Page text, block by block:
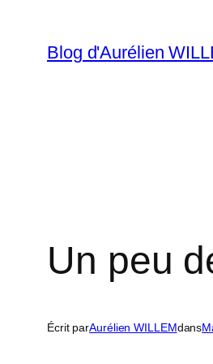
contenu
Blog d'Aurélien
Un peu
Écrit parAurélien WILLEMdans